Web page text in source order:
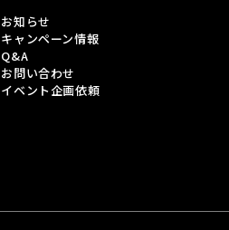
お知らせ
キャンペーン情報
Q&A
お問い合わせ
イベント企画依頼